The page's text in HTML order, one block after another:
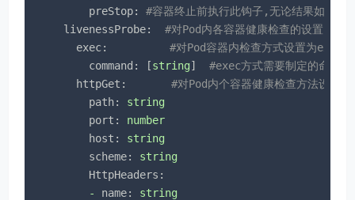
preStop:
#容器终止前执行此钩子,无论结果如何,
livenessProbe:
#对Pod内各容器健康检查的设置，当
exec:
#对Pod容器内检查方式设置为exec
command:
[string] #exec方式需要制定的命令或
httpGet:
#对Pod内个容器健康检查方法设置
path:
string
port:
number
host:
string
scheme:
string
HttpHeaders:
-
name:
string